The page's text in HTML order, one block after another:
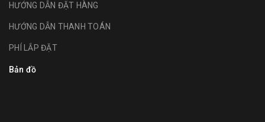
HƯỚNG DẪN ĐẶT HÀNG
HƯỚNG DẪN THANH TOÁN
PHÍ LẮP ĐẶT
Bản đồ